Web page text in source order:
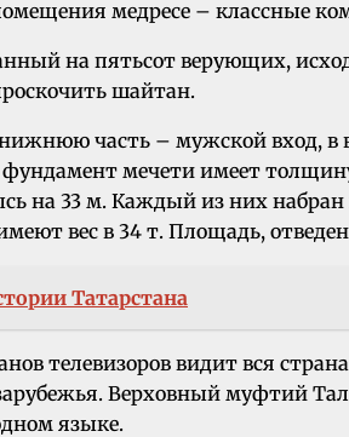
медресе – классные
на пятьсот верующих,
шайтан.
нижнюю часть – мужской вход,
мечети имеет
на 33 м. Каждый из них
вес в 34 т. Площадь,
Татарстана
телевизоров видит вся
Верховный муфтий
языке.